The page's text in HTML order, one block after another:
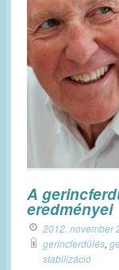
A
eredményei
2012. november
gerincferdülés,
stabilizáció